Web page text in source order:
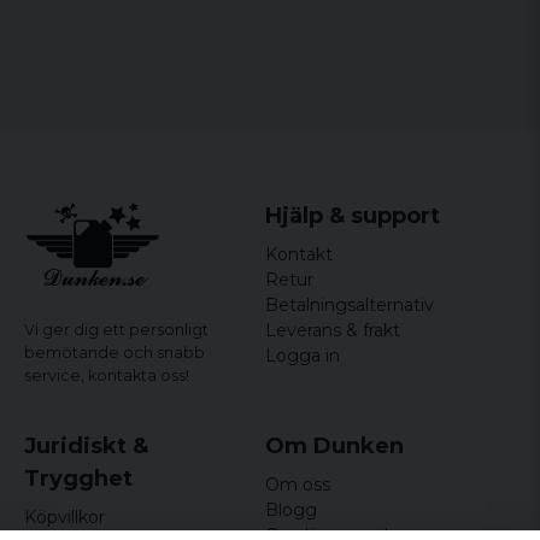
Vi ger dig ett personligt
bemötande och snabb
service, kontakta oss!
Hjälp & support
Kontakt
Retur
Betalningsalternativ
Leverans & frakt
Logga in
Juridiskt &
Trygghet
Köpvillkor
Om Dunken
Om oss
Blogg
Omdömen och